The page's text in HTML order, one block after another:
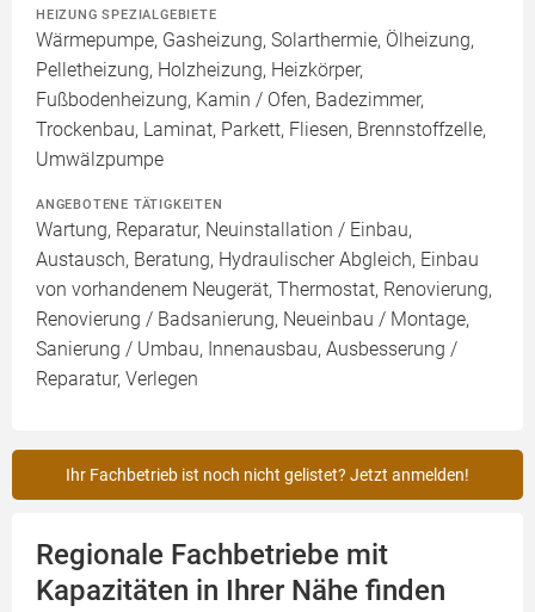
HEIZUNG SPEZIALGEBIETE
Wärmepumpe, Gasheizung, Solarthermie, Ölheizung,
Pelletheizung, Holzheizung, Heizkörper,
Fußbodenheizung, Kamin / Ofen, Badezimmer,
Trockenbau, Laminat, Parkett, Fliesen, Brennstoffzelle,
Umwälzpumpe
ANGEBOTENE TÄTIGKEITEN
Wartung, Reparatur, Neuinstallation / Einbau,
Austausch, Beratung, Hydraulischer Abgleich, Einbau
von vorhandenem Neugerät, Thermostat, Renovierung,
Renovierung / Badsanierung, Neueinbau / Montage,
Sanierung / Umbau, Innenausbau, Ausbesserung /
Reparatur, Verlegen
Ihr Fachbetrieb ist noch nicht gelistet? Jetzt anmelden!
Regionale Fachbetriebe mit
Kapazitäten in Ihrer Nähe finden